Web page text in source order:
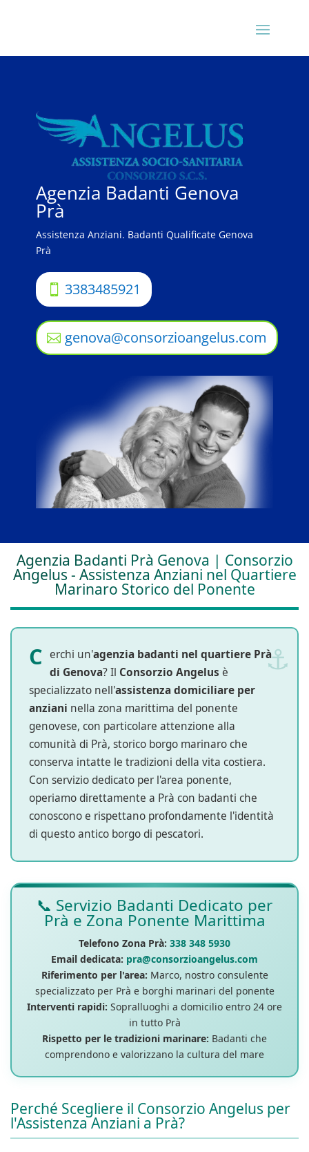
Agenzia Badanti Genova
Prà
Assistenza Anziani. Badanti Qualificate Genova
Prà
3383485921
genova@consorzioangelus.com
Agenzia Badanti Prà Genova | Consorzio
Angelus - Assistenza Anziani nel Quartiere
Marinaro Storico del Ponente
C erchi un'agenzia badanti nel quartiere Prà
di Genova? Il Consorzio Angelus è
specializzato nell'assistenza domiciliare per
anziani nella zona marittima del ponente
genovese, con particolare attenzione alla
comunità di Prà, storico borgo marinaro che
conserva intatte le tradizioni della vita costiera.
Con servizio dedicato per l'area ponente,
operiamo direttamente a Prà con badanti che
conoscono e rispettano profondamente l'identità
di questo antico borgo di pescatori.
📞 Servizio Badanti Dedicato per
Prà e Zona Ponente Marittima
Telefono Zona Prà: 338 348 5930
Email dedicata: pra@consorzioangelus.com
Riferimento per l'area: Marco, nostro consulente
specializzato per Prà e borghi marinari del ponente
Interventi rapidi: Sopralluoghi a domicilio entro 24 ore
in tutto Prà
Rispetto per le tradizioni marinare: Badanti che
comprendono e valorizzano la cultura del mare
Perché Scegliere il Consorzio Angelus per
l'Assistenza Anziani a Prà?